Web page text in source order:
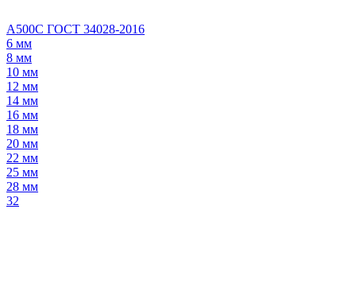
А500С ГОСТ 34028-2016
6 мм
8 мм
10 мм
12 мм
14 мм
16 мм
18 мм
20 мм
22 мм
25 мм
28 мм
32